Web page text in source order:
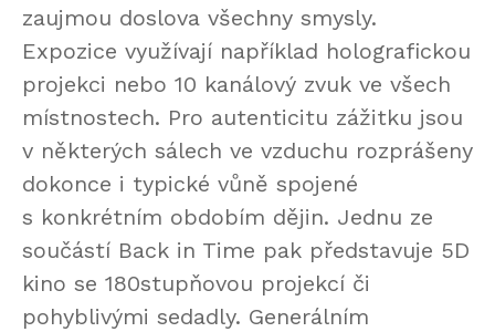
zaujmou doslova všechny smysly.
Expozice využívají například holografickou
projekci nebo 10 kanálový zvuk ve všech
místnostech. Pro autenticitu zážitku jsou
v některých sálech ve vzduchu rozprášeny
dokonce i typické vůně spojené
s konkrétním obdobím dějin. Jednu ze
součástí Back in Time pak představuje 5D
kino se 180stupňovou projekcí či
pohyblivými sedadly. Generálním